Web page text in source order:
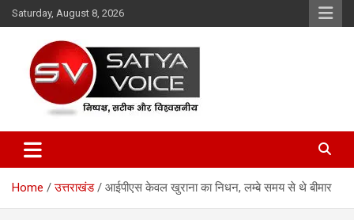
Skip
to
Saturday, August 8, 2026
Satya Voice
Home उत्तराखंड आईपीएस केवल खुराना का निधन, लम्बे समय से थे बीमार